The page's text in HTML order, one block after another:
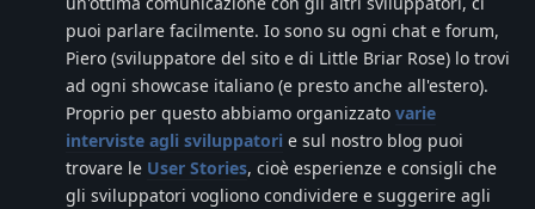
puoi parlare facilmente. Io sono su ogni chat e forum,
Piero (sviluppatore del sito e di Little Briar Rose) lo trovi
ad ogni showcase italiano (e presto anche all'estero).
Proprio per questo abbiamo organizzato varie
interviste agli sviluppatori e sul nostro blog puoi
trovare le User Stories, cioè esperienze e consigli che
gli sviluppatori vogliono condividere e suggerire agli